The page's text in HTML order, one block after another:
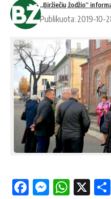
„Biržiečių žodžio“
Publikuota: 2019-10-
Facebook
X